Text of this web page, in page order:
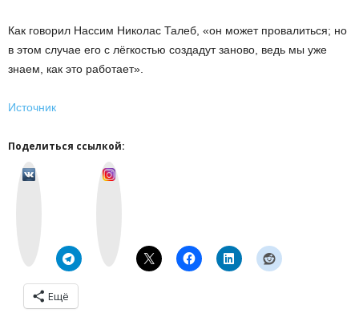
Как говорил Нассим Николас Талеб, «он может провалиться; но
в этом случае его с лёгкостью создадут заново, ведь мы уже
знаем, как это работает».
Источник
Поделиться ссылкой:
Ещё